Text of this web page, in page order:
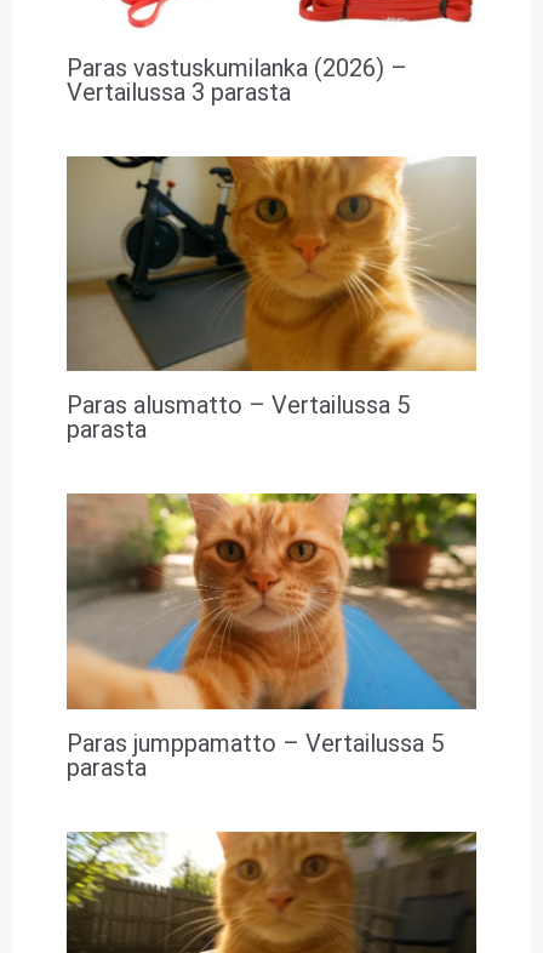
Paras vastuskumilanka (2026) –
Vertailussa 3 parasta
Paras alusmatto – Vertailussa 5
parasta
Paras jumppamatto – Vertailussa 5
parasta